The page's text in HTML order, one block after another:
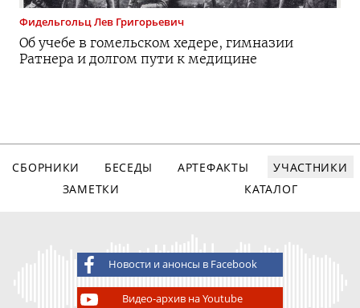
ФидельгольцЛев Григорьевич
Об учебе в гомельском хедере, гимназии
Ратнера и долгом пути к медицине
СБОРНИКИ БЕСЕДЫ АРТЕФАКТЫ
УЧАСТНИКИ
ЗАМЕТКИ
КАТАЛОГ
Новости и анонсы в Facebook
Видео-архив на Youtube